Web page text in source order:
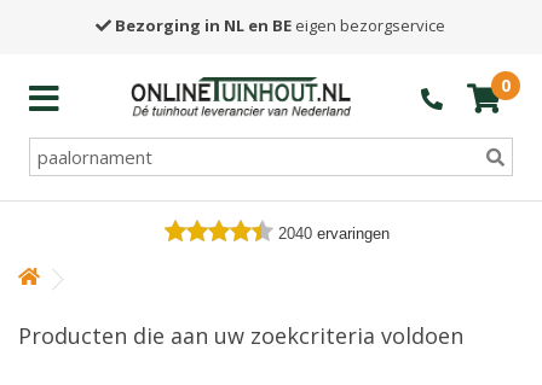
Bezorging in NL en BE eigen bezorgservice
0
2040 ervaringen
Producten die aan uw zoekcriteria voldoen